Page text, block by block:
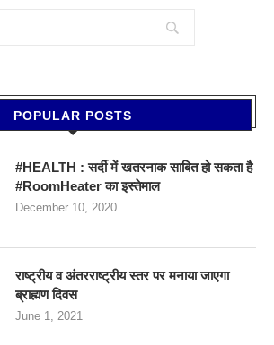
POPULAR POSTS
#HEALTH : सर्दी में खतरनाक साबित हो सकता है
#RoomHeater का इस्तेमाल
December 10, 2020
राष्ट्रीय व अंतरराष्ट्रीय स्तर पर मनाया जाएगा
ब्राह्मण दिवस
June 1, 2021